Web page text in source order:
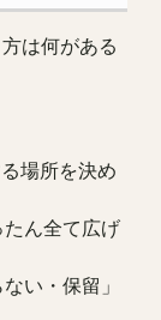
は何がある
場所を決め
ん全て広げ
い・保留」